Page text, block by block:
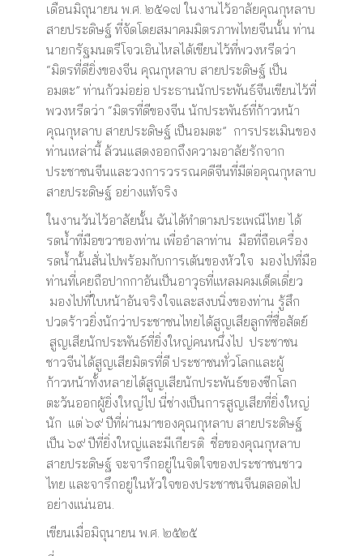
เดือนมิถุนายน พ.ศ. ๒๕๑๗ ในงานไว้อาลัยคุณกุหลาบ
สายประดิษฐ์ ที่จัดโดยสมาคมมิตรภาพไทยจีนนั้น ท่าน
นายกรัฐมนตรีโจวเอินไหลได้เขียนไว้ที่พวงหรีดว่า
“มิตรที่ดียิ่งของจีน คุณกุหลาบ สายประดิษฐ์ เป็น
อมตะ” ท่านกัวม่อย่อ ประธานนักประพันธ์จีนเขียนไว้ที่
พวงหรีดว่า “มิตรที่ดีของจีน นักประพันธ์ที่ก้าวหน้า
คุณกุหลาบ สายประดิษฐ์ เป็นอมตะ” การประเมินของ
ท่านเหล่านี้ ล้วนแสดงออกถึงความอาลัยรักจาก
ประชาชนจีนและวงการวรรณคดีจีนที่มีต่อคุณกุหลาบ
สายประดิษฐ์ อย่างแท้จริง
ในงานวันไว้อาลัยนั้น ฉันได้ทำตามประเพณีไทย ได้
รดน้ำที่มือขวาของท่าน เพื่ออำลาท่าน มือที่ถือเครื่อง
รดน้ำนั้นสั่นไปพร้อมกับการเต้นของหัวใจ มองไปที่มือ
ท่านที่เคยถือปากกาอันเป็นอาวุธที่แหลมคมเด็ดเดี่ยว
มองไปที่ใบหน้าอันจริงใจและสงบนิ่งของท่าน รู้สึก
ปวดร้าวยิ่งนักว่าประชาชนไทยได้สูญเสียลูกที่ซื่อสัตย์
สูญเสียนักประพันธ์ที่ยิ่งใหญ่คนหนึ่งไป ประชาชน
ชาวจีนได้สูญเสียมิตรที่ดี ประชาชนทั่วโลกและผู้
ก้าวหน้าทั้งหลายได้สูญเสียนักประพันธ์ของซีกโลก
ตะวันออกผู้ยิ่งใหญ่ไป นี่ช่างเป็นการสูญเสียที่ยิ่งใหญ่
นัก แต่ ๖๙ ปีที่ผ่านมาของคุณกุหลาบ สายประดิษฐ์
เป็น ๖๙ ปีที่ยิ่งใหญ่และมีเกียรติ ชื่อของคุณกุหลาบ
สายประดิษฐ์ จะจารึกอยู่ในจิตใจของประชาชนชาว
ไทย และจารึกอยู่ในหัวใจของประชาชนจีนตลอดไป
อย่างแน่นอน.
เขียนเมื่อมิถุนายน พ.ศ. ๒๕๒๕